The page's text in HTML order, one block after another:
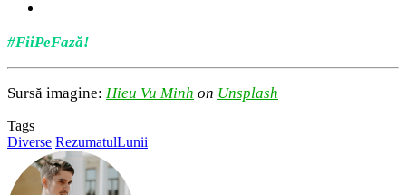
#FiiPeFază!
Sursă imagine: Hieu Vu Minh on Unsplash
Tags
Diverse RezumatulLunii